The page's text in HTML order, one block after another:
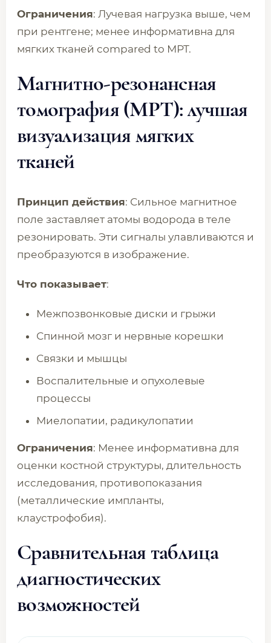
Ограничения: Лучевая нагрузка выше, чем
при рентгене; менее информативна для
мягких тканей compared to МРТ.
Магнитно-резонансная
томография (МРТ): лучшая
визуализация мягких
тканей
Принцип действия: Сильное магнитное
поле заставляет атомы водорода в теле
резонировать. Эти сигналы улавливаются и
преобразуются в изображение.
Что показывает:
Межпозвонковые диски и грыжи
Спинной мозг и нервные корешки
Связки и мышцы
Воспалительные и опухолевые
процессы
Миелопатии, радикулопатии
Ограничения: Менее информативна для
оценки костной структуры, длительность
исследования, противопоказания
(металлические импланты,
клаустрофобия).
Сравнительная таблица
диагностических
возможностей